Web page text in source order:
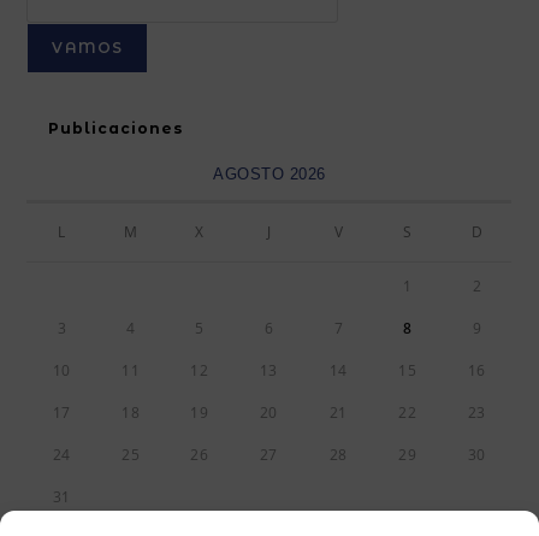
VAMOS
Publicaciones
AGOSTO 2026
L M X J V S D
1 2
3 4 5 6 7 8 9
10 11 12 13 14 15 16
17 18 19 20 21 22 23
24 25 26 27 28 29 30
31